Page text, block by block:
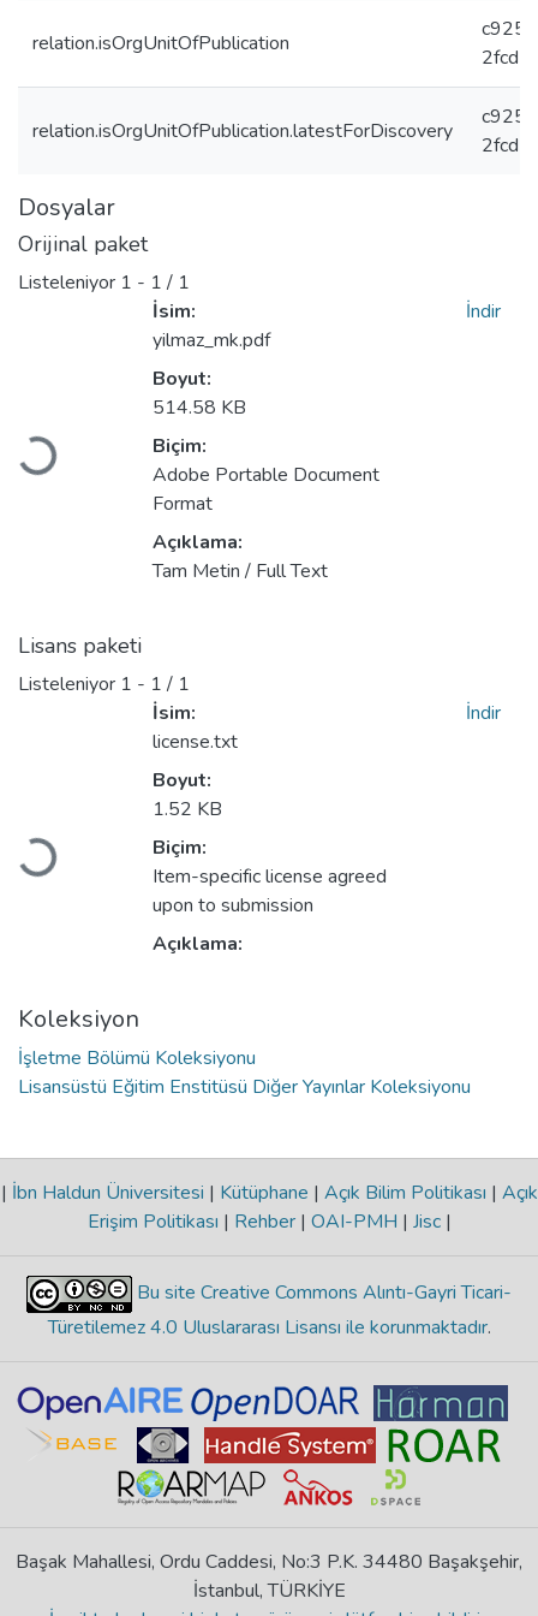
relation.isOrgUnitOfPublication
relation.isOrgUnitOfPublication.latestForDiscovery
Dosyalar
Orijinal paket
Listeleniyor 1 - 1 / 1
Yükleniyor...
İsim:
yilmaz_mk.pdf
Boyut:
514.58 KB
Biçim:
Adobe Portable Document
Format
Açıklama:
Tam Metin / Full Text
İndir
Lisans paketi
Listeleniyor 1 - 1 / 1
Yükleniyor...
İsim:
license.txt
Boyut:
1.52 KB
Biçim:
Item-specific license agreed
upon to submission
Açıklama:
İndir
Koleksiyon
İşletme Bölümü Koleksiyonu
Lisansüstü Eğitim Enstitüsü Diğer Yayınlar Koleksiyonu
| İbn Haldun Üniversitesi | Kütüphane | Açık Bilim Politikası | Açık
Erişim Politikası | Rehber | OAI-PMH | Jisc |
Bu site Creative Commons Alıntı-Gayri Ticari-
Türetilemez 4.0 Uluslararası Lisansı ile korunmaktadır.
Başak Mahallesi, Ordu Caddesi, No:3 P.K. 34480 Başakşehir,
İstanbul, TÜRKİYE